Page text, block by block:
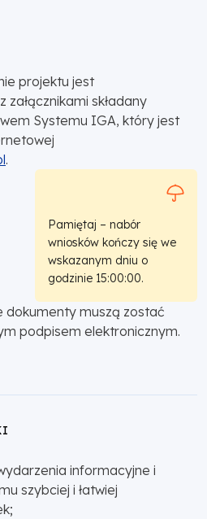
projektu jest
składany
Systemu IGA, który jest
.
Pamiętaj – nabór
wniosków kończy się we
wskazanym dniu o
godzinie 15:00:00.
dokumenty muszą zostać
podpisem elektronicznym.
informacyjne i
szybciej i łatwiej